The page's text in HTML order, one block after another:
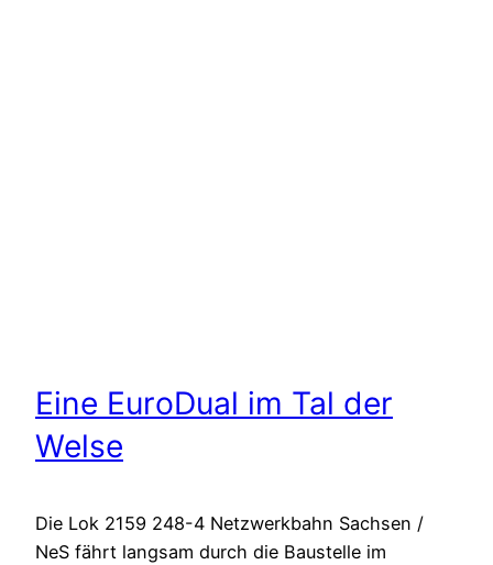
Eine EuroDual im Tal der
Welse
Die Lok 2159 248-4 Netzwerkbahn Sachsen /
NeS fährt langsam durch die Baustelle im